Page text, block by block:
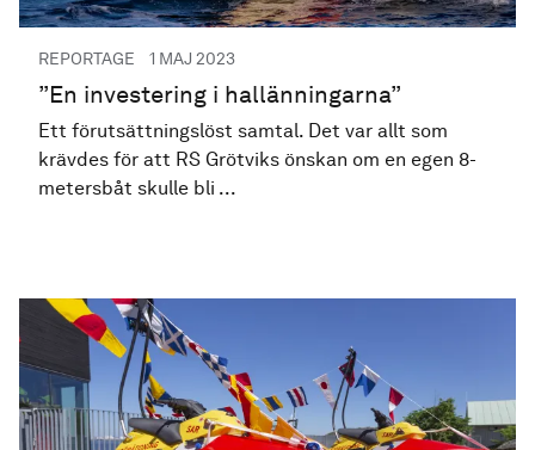
REPORTAGE
PUBLICERAD 1 MAJ 2023
”En investering i hallänningarna”
Ett förutsättningslöst samtal. Det var allt som
krävdes för att RS Grötviks önskan om en egen 8-
metersbåt skulle bli ...